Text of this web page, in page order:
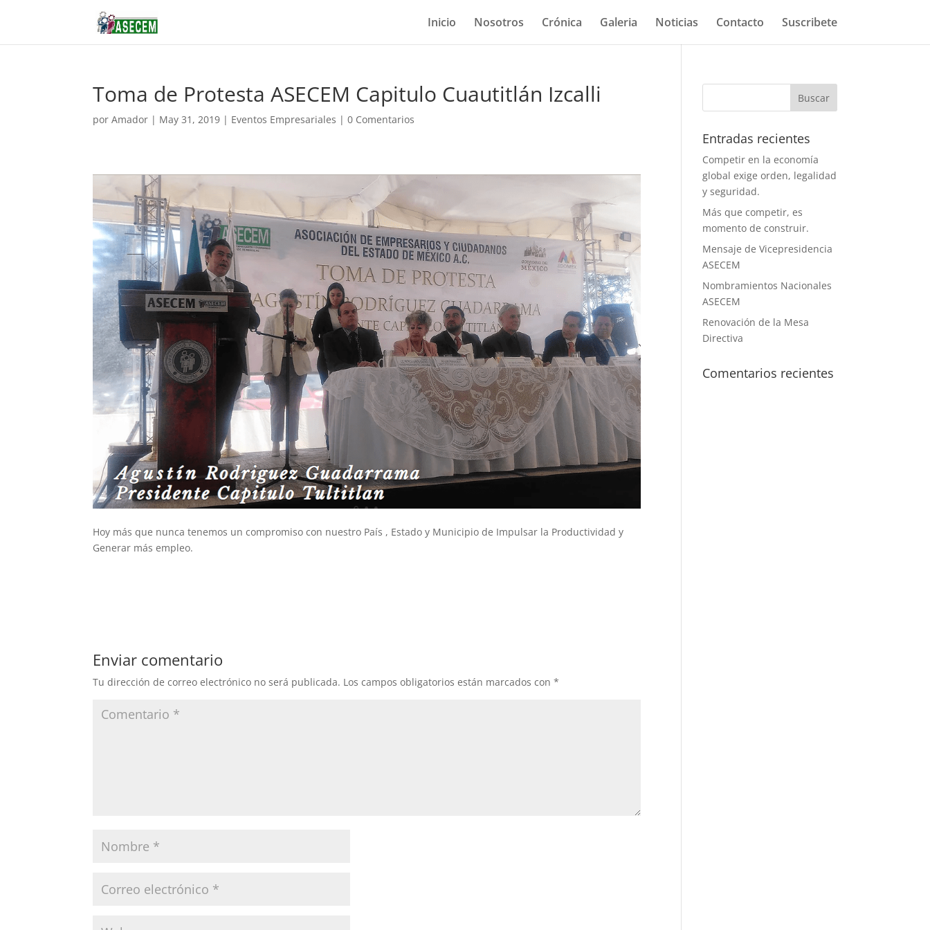
Inicio Nosotros Crónica Galeria Noticias Contacto Suscribete
Toma de Protesta ASECEM Capitulo Cuautitlán Izcalli
porAmador | May 31, 2019 | Eventos Empresariales |0 Comentarios
Hoy más que nunca tenemos un compromiso con nuestro País , Estado y Municipio de Impulsar la Productividad y
Generar más empleo.
Enviar comentario
Tu dirección de correo electrónico no será publicada. Los campos obligatorios están marcados con*
Entradas recientes
Competir en la economía
global exige orden, legalidad
y seguridad.
Más que competir, es
momento de construir.
Mensaje de Vicepresidencia
ASECEM
Nombramientos Nacionales
ASECEM
Renovación de la Mesa
Directiva
Comentarios recientes